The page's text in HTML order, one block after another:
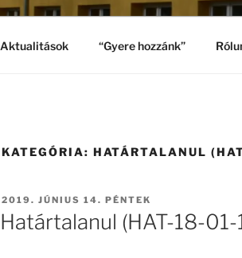
Aktualitások “Gyere hozzánk”
KATEGÓRIA: HATÁRTALANUL
BEKÜLDVE:
2019. JÚNIUS 14. PÉNTEK
Határtalanul (HAT-18-01-